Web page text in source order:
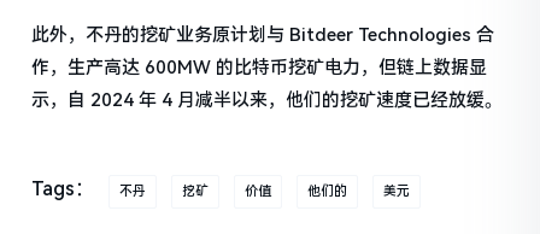
此外，不丹的挖矿业务原计划与 Bitdeer Technologies 合
作，生产高达 600MW 的比特币挖矿电力，但链上数据显
示，自 2024 年 4 月减半以来，他们的挖矿速度已经放缓。
Tags： 不丹 挖矿 价值 他们的 美元